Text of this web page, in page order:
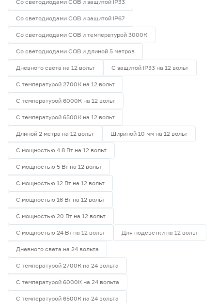
Со светодиодами СОВ и защитой IP33
Со светодиодами СОВ и защитой IP67
Со светодиодами СОВ и температурой 3000К
Со светодиодами СОВ и длиной 5 метров
Дневного света на 12 вольт С защитой IP33 на 12 вольт
С температурой 2700К на 12 вольт
С температурой 6000К на 12 вольт
С температурой 6500К на 12 вольт
Длиной 2 метра на 12 вольт Шириной 10 мм на 12 вольт
С мощностью 4.8 Вт на 12 вольт
С мощностью 5 Вт на 12 вольт
С мощностью 12 Вт на 12 вольт
С мощностью 16 Вт на 12 вольт
С мощностью 20 Вт на 12 вольт
С мощностью 24 Вт на 12 вольт Для подсветки на 12 вольт
Дневного света на 24 вольта
С температурой 2700К на 24 вольта
С температурой 6000К на 24 вольта
С температурой 6500К на 24 вольта